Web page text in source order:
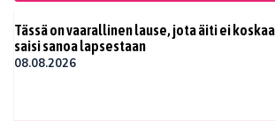
Tässä on vaarallinen lause, jota äiti ei
saisi sanoa lapsestaan
08.08.2026